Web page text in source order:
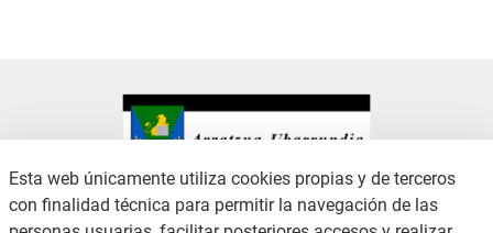
CONTACTO AVISO LEGAL
Esta web únicamente utiliza cookies propias y de terceros
con finalidad técnica para permitir la navegación de las